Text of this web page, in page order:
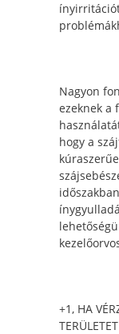
Nagyon
ezeknek a
hogy a
+1, HA